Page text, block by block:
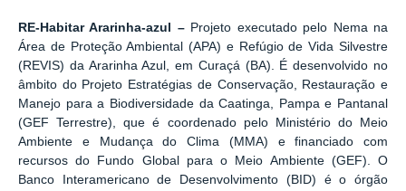
RE-Habitar Ararinha-azul – Projeto executado pelo Nema na
Área de Proteção Ambiental (APA) e Refúgio de Vida Silvestre
(REVIS) da Ararinha Azul, em Curaçá (BA). É desenvolvido no
âmbito do Projeto Estratégias de Conservação, Restauração e
Manejo para a Biodiversidade da Caatinga, Pampa e Pantanal
(GEF Terrestre), que é coordenado pelo Ministério do Meio
Ambiente e Mudança do Clima (MMA) e financiado com
recursos do Fundo Global para o Meio Ambiente (GEF). O
Banco Interamericano de Desenvolvimento (BID) é o órgão